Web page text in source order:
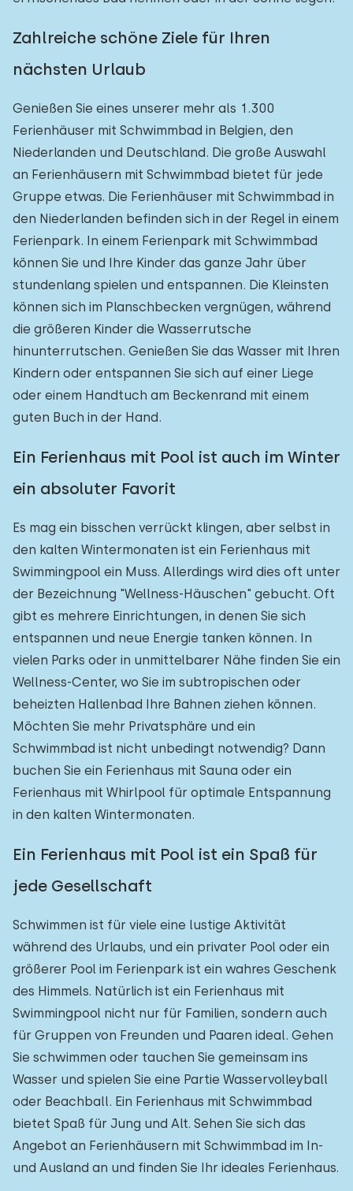
Zahlreiche schöne Ziele für Ihren
nächsten Urlaub
Genießen Sie eines unserer mehr als 1.300
Ferienhäuser mit Schwimmbad in Belgien, den
Niederlanden und Deutschland. Die große Auswahl
an Ferienhäusern mit Schwimmbad bietet für jede
Gruppe etwas. Die Ferienhäuser mit Schwimmbad in
den Niederlanden befinden sich in der Regel in einem
Ferienpark. In einem Ferienpark mit Schwimmbad
können Sie und Ihre Kinder das ganze Jahr über
stundenlang spielen und entspannen. Die Kleinsten
können sich im Planschbecken vergnügen, während
die größeren Kinder die Wasserrutsche
hinunterrutschen. Genießen Sie das Wasser mit Ihren
Kindern oder entspannen Sie sich auf einer Liege
oder einem Handtuch am Beckenrand mit einem
guten Buch in der Hand.
Ein Ferienhaus mit Pool ist auch im Winter
ein absoluter Favorit
Es mag ein bisschen verrückt klingen, aber selbst in
den kalten Wintermonaten ist ein Ferienhaus mit
Swimmingpool ein Muss. Allerdings wird dies oft unter
der Bezeichnung "Wellness-Häuschen" gebucht. Oft
gibt es mehrere Einrichtungen, in denen Sie sich
entspannen und neue Energie tanken können. In
vielen Parks oder in unmittelbarer Nähe finden Sie ein
Wellness-Center, wo Sie im subtropischen oder
beheizten Hallenbad Ihre Bahnen ziehen können.
Möchten Sie mehr Privatsphäre und ein
Schwimmbad ist nicht unbedingt notwendig? Dann
buchen Sie ein Ferienhaus mit Sauna oder ein
Ferienhaus mit Whirlpool für optimale Entspannung
in den kalten Wintermonaten.
Ein Ferienhaus mit Pool ist ein Spaß für
jede Gesellschaft
Schwimmen ist für viele eine lustige Aktivität
während des Urlaubs, und ein privater Pool oder ein
größerer Pool im Ferienpark ist ein wahres Geschenk
des Himmels. Natürlich ist ein Ferienhaus mit
Swimmingpool nicht nur für Familien, sondern auch
für Gruppen von Freunden und Paaren ideal. Gehen
Sie schwimmen oder tauchen Sie gemeinsam ins
Wasser und spielen Sie eine Partie Wasservolleyball
oder Beachball. Ein Ferienhaus mit Schwimmbad
bietet Spaß für Jung und Alt. Sehen Sie sich das
Angebot an Ferienhäusern mit Schwimmbad im In-
und Ausland an und finden Sie Ihr ideales Ferienhaus.